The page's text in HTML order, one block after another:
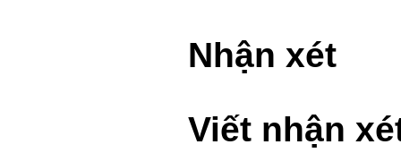
Nhận xét
Viết nhận